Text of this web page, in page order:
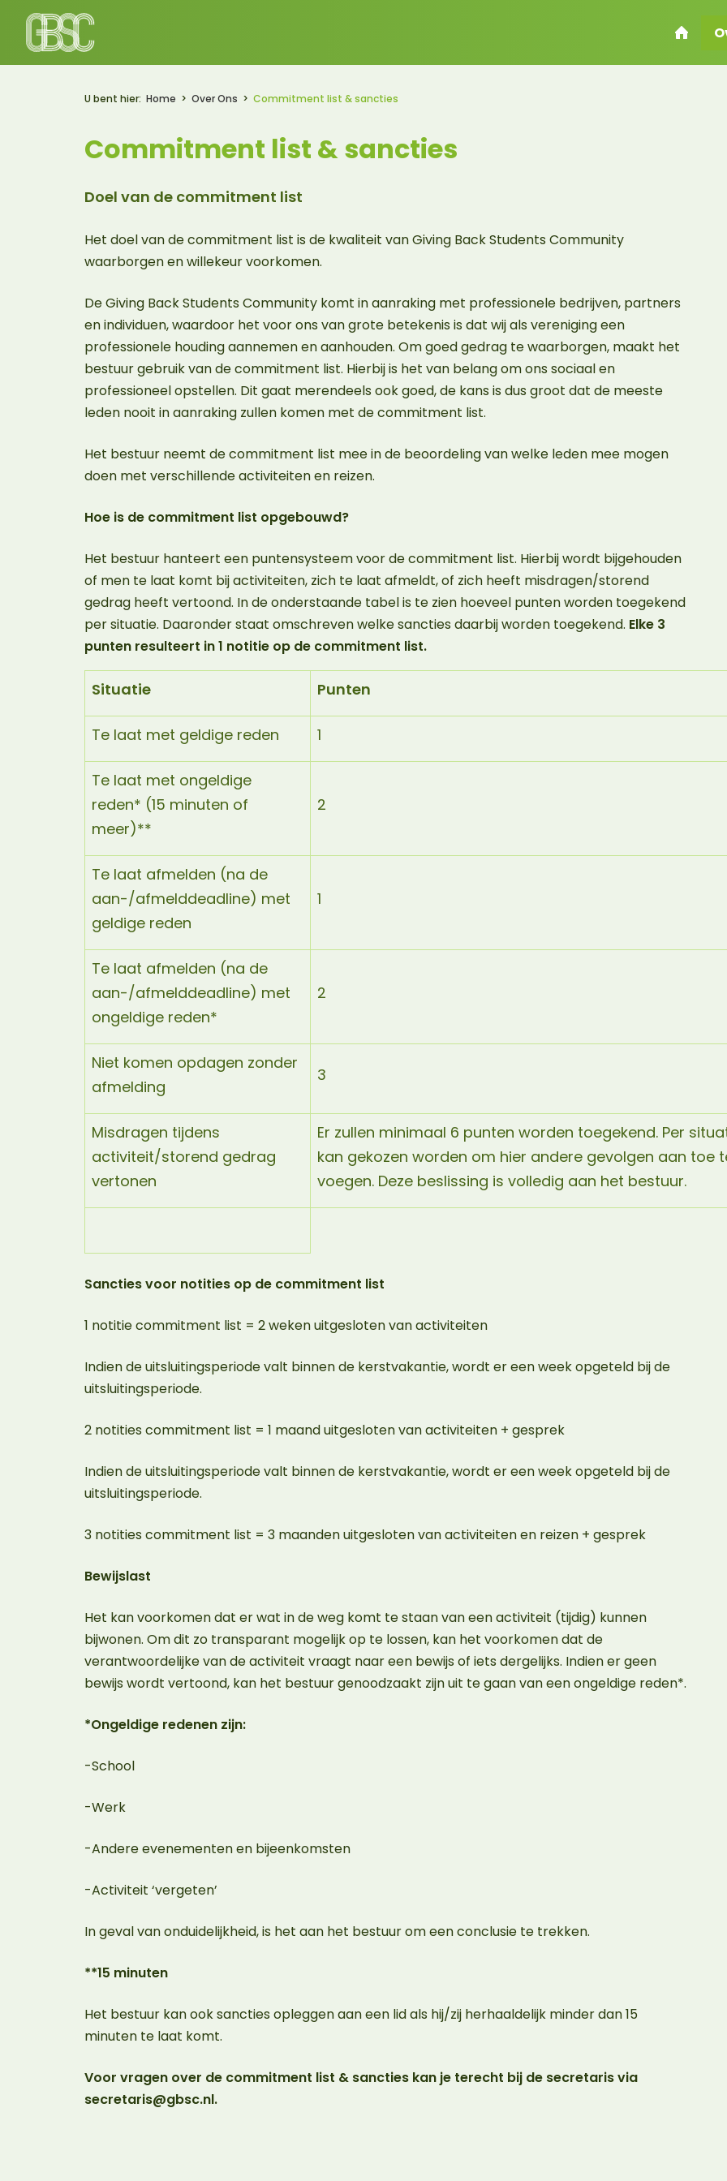
U bent hier: Home Over Ons Commitment list & sancties
Commitment list & sancties
Doel van de commitment list
Het doel van de commitment list is de kwaliteit van Giving Back Students Community
waarborgen en willekeur voorkomen.
De Giving Back Students Community komt in aanraking met professionele bedrijven, partners
en individuen, waardoor het voor ons van grote betekenis is dat wij als vereniging een
professionele houding aannemen en aanhouden. Om goed gedrag te waarborgen, maakt het
bestuur gebruik van de commitment list. Hierbij is het van belang om ons sociaal en
professioneel opstellen. Dit gaat merendeels ook goed, de kans is dus groot dat de meeste
leden nooit in aanraking zullen komen met de commitment list.
Het bestuur neemt de commitment list mee in de beoordeling van welke leden mee mogen
doen met verschillende activiteiten en reizen.
Hoe is de commitment list opgebouwd?
Het bestuur hanteert een puntensysteem voor de commitment list. Hierbij wordt bijgehouden
of men te laat komt bij activiteiten, zich te laat afmeldt, of zich heeft misdragen/storend
gedrag heeft vertoond. In de onderstaande tabel is te zien hoeveel punten worden toegekend
per situatie. Daaronder staat omschreven welke sancties daarbij worden toegekend. Elke 3
punten resulteert in 1 notitie op de commitment list.
Situatie Punten
Te laat met geldige reden 1
Te laat met ongeldige
reden* (15 minuten of
meer)**
2
Te laat afmelden (na de
aan-/afmelddeadline) met
geldige reden
1
Te laat afmelden (na de
aan-/afmelddeadline) met
ongeldige reden*
2
Niet komen opdagen zonder
afmelding
3
Misdragen tijdens
activiteit/storend gedrag
vertonen
Er zullen minimaal 6 punten worden toegekend. Per
kan gekozen worden om hier andere gevolgen aan toe
voegen. Deze beslissing is volledig aan het bestuur.
Sancties voor notities op de commitment list
1 notitie commitment list = 2 weken uitgesloten van activiteiten
Indien de uitsluitingsperiode valt binnen de kerstvakantie, wordt er een week opgeteld bij de
uitsluitingsperiode.
2 notities commitment list = 1 maand uitgesloten van activiteiten + gesprek
Indien de uitsluitingsperiode valt binnen de kerstvakantie, wordt er een week opgeteld bij de
uitsluitingsperiode.
3 notities commitment list = 3 maanden uitgesloten van activiteiten en reizen + gesprek
Bewijslast
Het kan voorkomen dat er wat in de weg komt te staan van een activiteit (tijdig) kunnen
bijwonen. Om dit zo transparant mogelijk op te lossen, kan het voorkomen dat de
verantwoordelijke van de activiteit vraagt naar een bewijs of iets dergelijks. Indien er geen
bewijs wordt vertoond, kan het bestuur genoodzaakt zijn uit te gaan van een ongeldige reden*.
*Ongeldige redenen zijn:
-School
-Werk
-Andere evenementen en bijeenkomsten
-Activiteit ‘vergeten’
In geval van onduidelijkheid, is het aan het bestuur om een conclusie te trekken.
**15 minuten
Het bestuur kan ook sancties opleggen aan een lid als hij/zij herhaaldelijk minder dan 15
minuten te laat komt.
Voor vragen over de commitment list & sancties kan je terecht bij de secretaris via
secretaris@gbsc.nl.